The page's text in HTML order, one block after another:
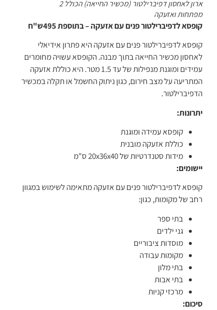
ארון לאחסון דפיברילטור (מכשיר החייאה) הכולל 2
מפתחות ואזעקה
קופסא לדפיברילטור פנים עם אזעקה – בתוספת 495ש"ח
קופסא לדפיברילטור פנים עם אזעקה היא פתרון אידיאלי
לאחסון מכשיר החייאה בתוך מבנה. הקופסא עשויה מחומרים
עמידים ומוגנת מנפילות של עד 1.5 מטר. היא כוללת אזעקה
המתריעה על מצב חירום, כגון ניתוק החשמל או תקלה במכשיר
הדפיברילטור.
יתרונות:
קופסא עמידה ומוגנת
כוללת אזעקה מובנית
מידות סטנדרטיות של 20x36x40 ס"מ
יישומים:
קופסא לדפיברילטור פנים עם אזעקה מתאימה לשימוש במגוון
רחב של מקומות, כגון:
בתי ספר
גני ילדים
מוסדות ציבוריים
מקומות עבודה
בתי מלון
בתי אבות
מרכזי קניות
סיכום: